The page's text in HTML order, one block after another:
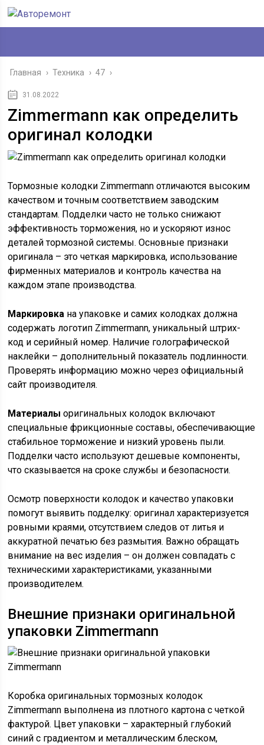
Главная › Техника › 47 ›
31.08.2022
Zimmermann как определить
оригинал колодки
Тормозные колодки Zimmermann отличаются высоким
качеством и точным соответствием заводским
стандартам. Подделки часто не только снижают
эффективность торможения, но и ускоряют износ
деталей тормозной системы. Основные признаки
оригинала – это четкая маркировка, использование
фирменных материалов и контроль качества на
каждом этапе производства.
Маркировка на упаковке и самих колодках должна
содержать логотип Zimmermann, уникальный штрих-
код и серийный номер. Наличие голографической
наклейки – дополнительный показатель подлинности.
Проверять информацию можно через официальный
сайт производителя.
Материалы оригинальных колодок включают
специальные фрикционные составы, обеспечивающие
стабильное торможение и низкий уровень пыли.
Подделки часто используют дешевые компоненты,
что сказывается на сроке службы и безопасности.
Осмотр поверхности колодок и качество упаковки
помогут выявить подделку: оригинал характеризуется
ровными краями, отсутствием следов от литья и
аккуратной печатью без размытия. Важно обращать
внимание на вес изделия – он должен совпадать с
техническими характеристиками, указанными
производителем.
Внешние признаки оригинальной
упаковки Zimmermann
Коробка оригинальных тормозных колодок
Zimmermann выполнена из плотного картона с четкой
фактурой. Цвет упаковки – характерный глубокий
синий с градиентом и металлическим блеском,